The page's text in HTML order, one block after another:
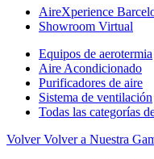
AireXperience
Showroom Virtual
Equipos de aerotermia
Aire Acondicionado
Purificadores de aire
Sistema de ventilación
Todas las categorías
Volver Volver a Nuestra